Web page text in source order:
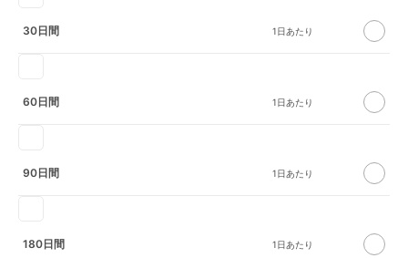
30日間
60日間
90日間
180日間